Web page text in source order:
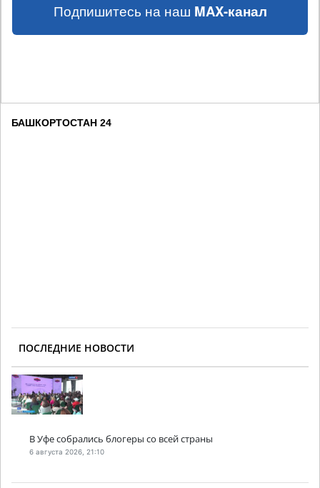
Подпишитесь на наш MAX-канал
БАШКОРТОСТАН 24
ПОСЛЕДНИЕ НОВОСТИ
В Уфе собрались блогеры со всей страны
6 августа 2026, 21:10